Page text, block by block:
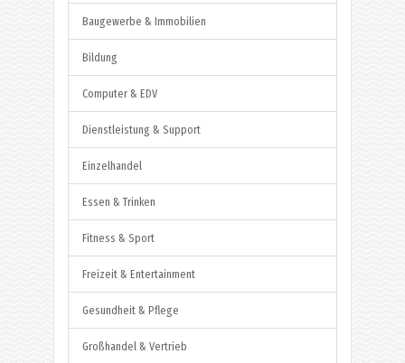
Baugewerbe & Immobilien
Bildung
Computer & EDV
Dienstleistung & Support
Einzelhandel
Essen & Trinken
Fitness & Sport
Freizeit & Entertainment
Gesundheit & Pflege
Großhandel & Vertrieb